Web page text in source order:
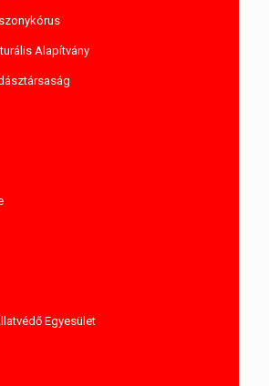
Alapítvány
Egyesület